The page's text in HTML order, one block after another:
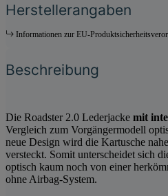
Herstellerangaben
Informationen zur EU-
Beschreibung
Die Roadster 2.0 Lederjacke mit
Vergleich zum Vorgängermodell
neue Design wird die Kartusche
versteckt. Somit unterscheidet sich
optisch kaum noch von einer
ohne Airbag-System.